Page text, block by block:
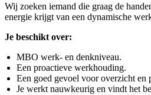
Wij zoeken iemand die graag de
energie krijgt van een dynamische
Je beschikt over:
MBO werk- en denkniveau.
Een proactieve werkhouding.
Een goed gevoel voor overzicht en
Je werkt nauwkeurig en vindt het